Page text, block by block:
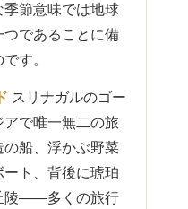
節意味では地球
であることに備
す。
スリナガルのゴー
で唯一無二の旅
船、浮かぶ野菜
ト、背後に琥珀
陵――多くの旅行